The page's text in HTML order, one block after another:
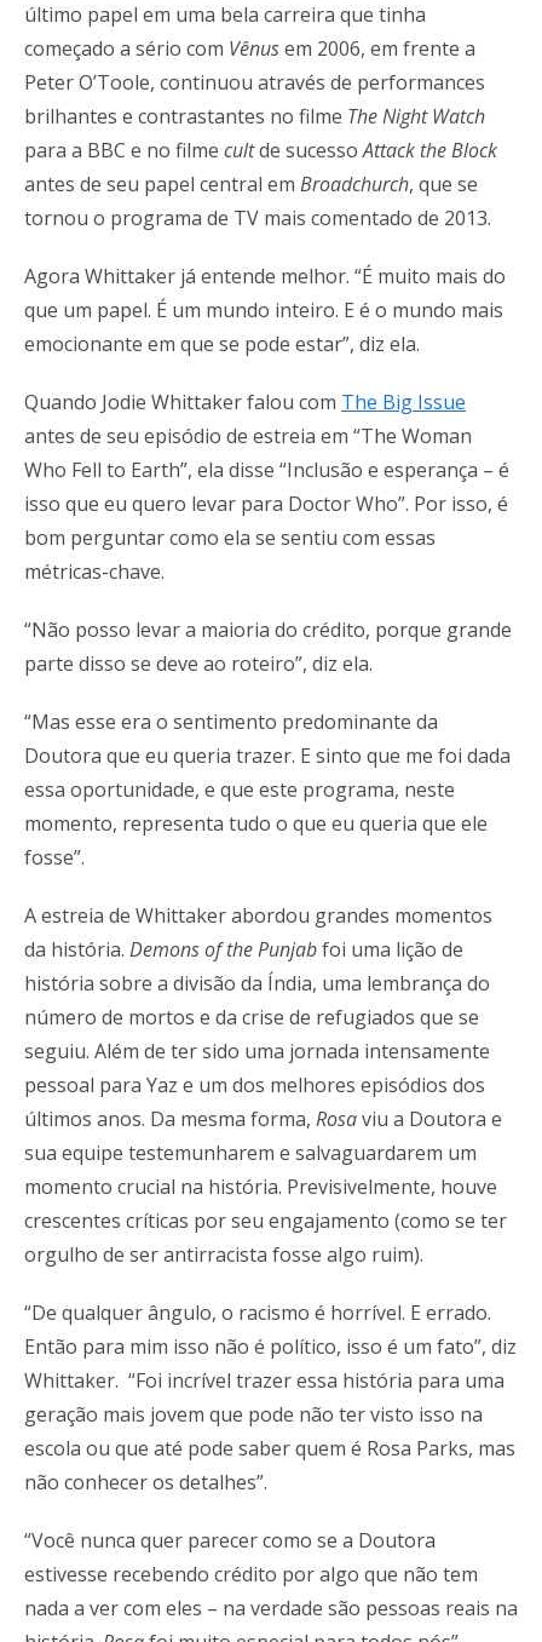
último papel em uma bela carreira que tinha
começado a sério com Vênusem 2006, em frente a
Peter O’Toole, continuou através de performances
brilhantes e contrastantes no filme The Night Watch
para a BBC e no filme cultde sucessoAttack the Block
antes de seu papel central em Broadchurch, que se
tornou o programa de TV mais comentado de 2013.
Agora Whittaker já entende melhor. “É muito mais do
que um papel. É um mundo inteiro. E é o mundo mais
emocionante em que se pode estar”, diz ela.
Quando Jodie Whittaker falou com The Big Issue
antes de seu episódio de estreia em “The Woman
Who Fell to Earth”, ela disse “Inclusão e esperança – é
isso que eu quero levar para Doctor Who”. Por isso, é
bom perguntar como ela se sentiu com essas
métricas-chave.
“Não posso levar a maioria do crédito, porque grande
parte disso se deve ao roteiro”, diz ela.
“Mas esse era o sentimento predominante da
Doutora que eu queria trazer. E sinto que me foi dada
essa oportunidade, e que este programa, neste
momento, representa tudo o que eu queria que ele
fosse”.
A estreia de Whittaker abordou grandes momentos
da história. Demons of the Punjabfoi uma lição de
história sobre a divisão da Índia, uma lembrança do
número de mortos e da crise de refugiados que se
seguiu. Além de ter sido uma jornada intensamente
pessoal para Yaz e um dos melhores episódios dos
últimos anos. Da mesma forma, Rosaviu a Doutora e
sua equipe testemunharem e salvaguardarem um
momento crucial na história. Previsivelmente, houve
crescentes críticas por seu engajamento (como se ter
orgulho de ser antirracista fosse algo ruim).
“De qualquer ângulo, o racismo é horrível. E errado.
Então para mim isso não é político, isso é um fato”, diz
Whittaker. “Foi incrível trazer essa história para uma
geração mais jovem que pode não ter visto isso na
escola ou que até pode saber quem é Rosa Parks, mas
não conhecer os detalhes”.
“Você nunca quer parecer como se a Doutora
estivesse recebendo crédito por algo que não tem
nada a ver com eles – na verdade são pessoas reais na